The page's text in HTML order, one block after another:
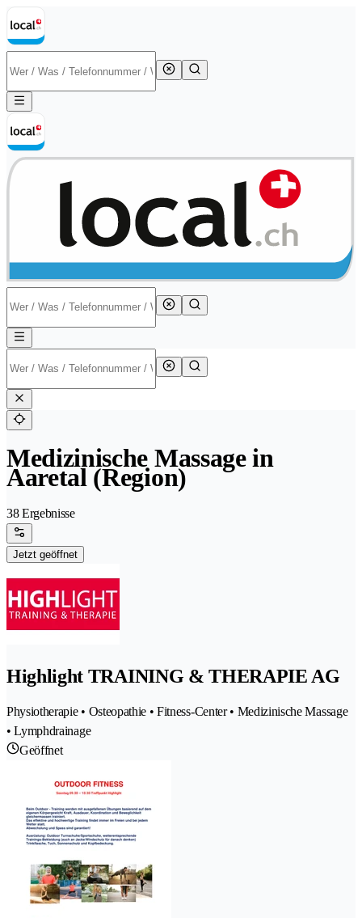
Medizinische Massage in
Aaretal (Region)
38 Ergebnisse
Jetzt geöffnet
Highlight TRAINING & THERAPIE AG
Physiotherapie • Osteopathie • Fitness-Center • Medizinische Massage
• Lymphdrainage
Geöffnet